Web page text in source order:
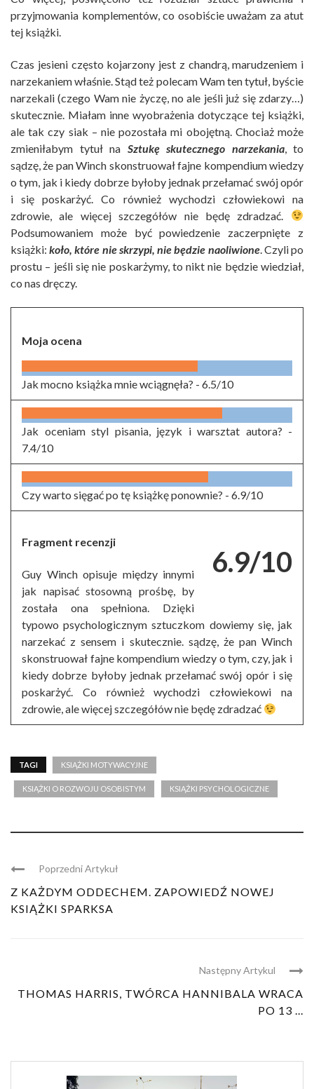
przyjmowania komplementów, co osobiście uważam za atut
tej książki.
Czas jesieni często kojarzony jest z chandrą, marudzeniem i
narzekaniem właśnie. Stąd też polecam Wam ten tytuł, byście
narzekali (czego Wam nie życzę, no ale jeśli już się zdarzy…)
skutecznie. Miałam inne wyobrażenia dotyczące tej książki,
ale tak czy siak – nie pozostała mi obojętną. Chociaż może
zmieniłabym tytuł na Sztukę skutecznego narzekania, to
sądzę, że pan Winch skonstruował fajne kompendium wiedzy
o tym, jak i kiedy dobrze byłoby jednak przełamać swój opór
i się poskarżyć. Co również wychodzi człowiekowi na
zdrowie, ale więcej szczegółów nie będę zdradzać.
Podsumowaniem może być powiedzenie zaczerpnięte z
książki:koło, które nie skrzypi, nie będzie naoliwione. Czyli po
prostu – jeśli się nie poskarżymy, to nikt nie będzie wiedział,
co nas dręczy.
Moja ocena
Jak mocno książka mnie wciągnęła? - 6.5/10
Jak oceniam styl pisania, język i warsztat autora? -
7.4/10
Czy warto sięgać po tę książkę ponownie? - 6.9/10
6.9/10
Fragment recenzji
Guy Winch opisuje między innymi
jak napisać stosowną prośbę, by
została ona spełniona. Dzięki
typowo psychologicznym sztuczkom dowiemy się, jak
narzekać z sensem i skutecznie. sądzę, że pan Winch
skonstruował fajne kompendium wiedzy o tym, czy, jak i
kiedy dobrze byłoby jednak przełamać swój opór i się
poskarżyć. Co również wychodzi człowiekowi na
zdrowie, ale więcej szczegółów nie będę zdradzać
TAGI KSIĄŻKI MOTYWACYJNE
KSIĄŻKI O ROZWOJU OSOBISTYM KSIĄŻKI PSYCHOLOGICZNE
Poprzedni Artykuł
Z KAŻDYM ODDECHEM. ZAPOWIEDŹ NOWEJ
KSIĄŻKI SPARKSA
Następny Artykul
THOMAS HARRIS, TWÓRCA HANNIBALA WRACA
PO 13 ...